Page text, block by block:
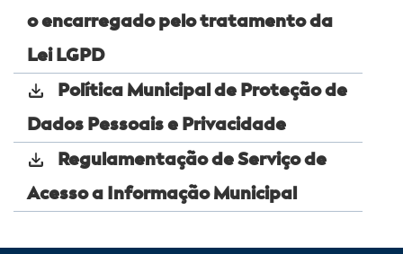
o encarregado pelo tratamento da
Lei LGPD
Política Municipal de Proteção de
Dados Pessoais e Privacidade
Regulamentação de Serviço de
Acesso a Informação Municipal